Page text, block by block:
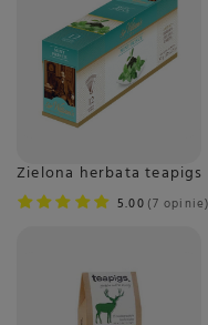
Zielona herbata teapigs
5.00 7 opinie